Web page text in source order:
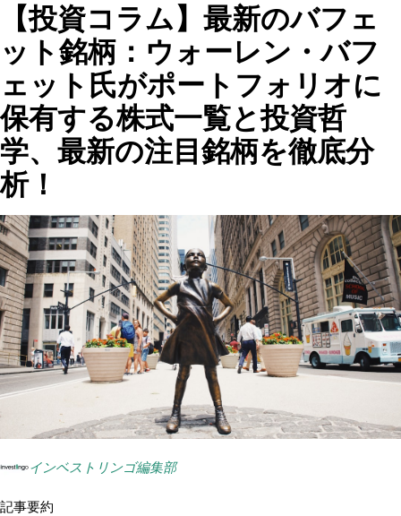
【投資コラム】最新のバフェ
ット銘柄：ウォーレン・バフ
ェット氏がポートフォリオに
保有する株式一覧と投資哲
学、最新の注目銘柄を徹底分
析！
インベストリンゴ編集部
記事要約